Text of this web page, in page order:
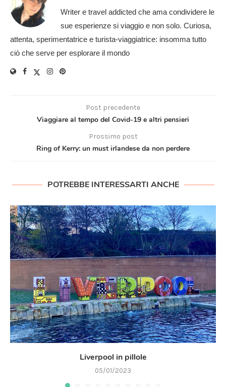
Writer e travel addicted che ama condividere le
sue esperienze si viaggio e non solo. Curiosa,
attenta, sperimentatrice e turista-viaggiatrice: insomma tutto
ciò che serve per esplorare il mondo
Post precedente
Viaggiare al tempo del Covid-19 e altri pensieri
Prossimo post
Ring of Kerry: un must irlandese da non perdere
POTREBBE INTERESSARTI ANCHE
Liverpool in pillole
05/01/2023